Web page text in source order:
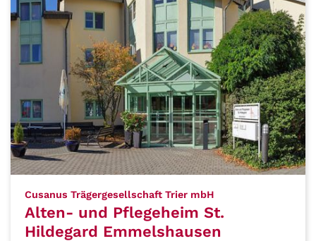
Cusanus Trägergesellschaft Trier mbH
Alten- und Pflegeheim St.
Hildegard Emmelshausen